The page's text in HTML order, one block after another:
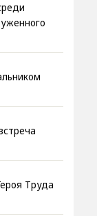
Труда